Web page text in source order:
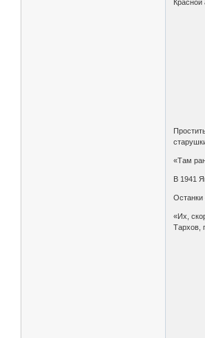
«Там
В 1941
Останки
«Их,
Тархов,